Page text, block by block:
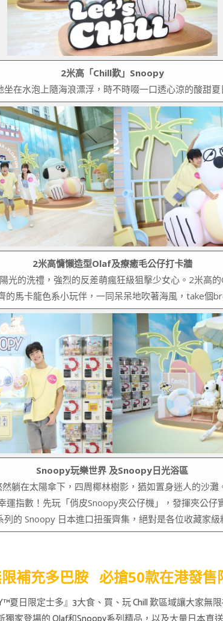
2米高「Chill歎」Snoopy
在水泡上隨海浪漂浮，時不時啜一口透心涼的酸甜
2米高慵懶造型Olaf及療癒毛公仔打卡牆
光的洗禮，強烈的反差萌瘋狂級狙擊少女心。2米高
的馬卡龍色系小玩伴，一同呆呆地吹著海風，take個
Snoopy玩樂世界 及Snoopy日光浴區
躺在太陽傘下，四周椰林樹影，猶如置身迷人的沙
指數！先玩「俏皮Snoopy夾公仔機」，發揮夾公
的 Snoopy 日本進口扭蛋齊集，絕對是各位收藏家級
補充多巴胺 必搶50款在港發售
夏日限定士多』3大食、買、玩 Chill 歎區域讓大家